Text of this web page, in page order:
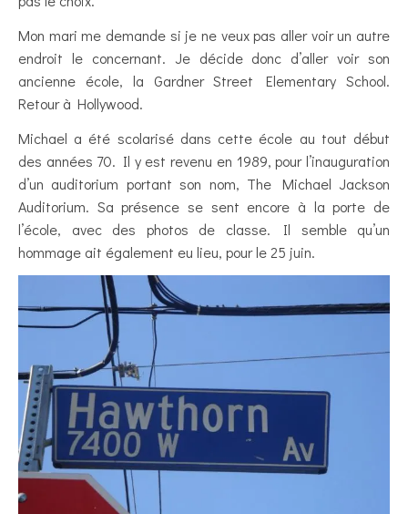
Mon mari me demande si je ne veux pas aller voir un autre
endroit le concernant. Je décide donc d’aller voir son
ancienne école, la Gardner Street Elementary School.
Retour à Hollywood.
Michael a été scolarisé dans cette école au tout début
des années 70. Il y est revenu en 1989, pour l’inauguration
d’un auditorium portant son nom, The Michael Jackson
Auditorium. Sa présence se sent encore à la porte de
l’école, avec des photos de classe. Il semble qu’un
hommage ait également eu lieu, pour le 25 juin.